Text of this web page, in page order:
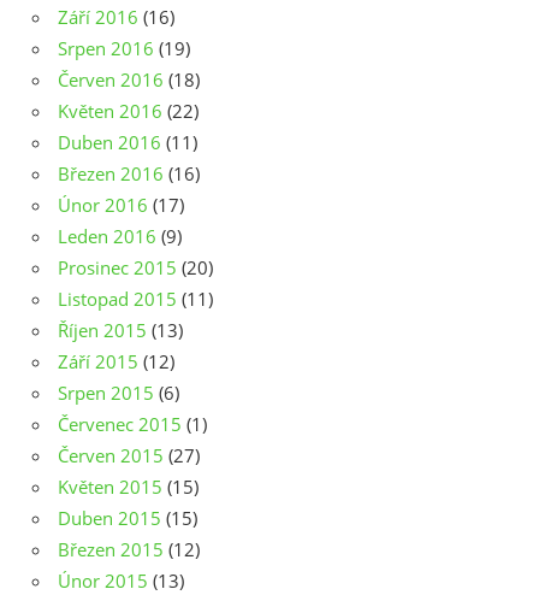
Září 2016 (16)
Srpen 2016 (19)
Červen 2016 (18)
Květen 2016 (22)
Duben 2016 (11)
Březen 2016 (16)
Únor 2016 (17)
Leden 2016 (9)
Prosinec 2015 (20)
Listopad 2015 (11)
Říjen 2015 (13)
Září 2015 (12)
Srpen 2015 (6)
Červenec 2015 (1)
Červen 2015 (27)
Květen 2015 (15)
Duben 2015 (15)
Březen 2015 (12)
Únor 2015 (13)